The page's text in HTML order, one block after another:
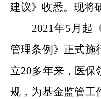
建议》收悉。现将
2021年5月起
管理条例》正式施
立20多年来，医保
规，为基金监管工